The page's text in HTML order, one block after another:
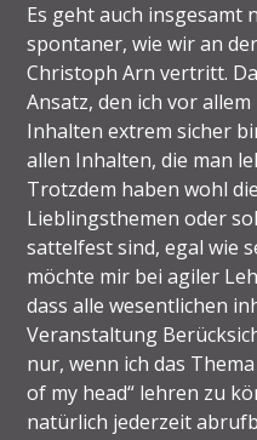
Es geht auch insgesamt
spontaner, wie wir an
Christoph Arn vertritt.
Ansatz, den ich vor
Inhalten extrem sicher
allen Inhalten, die man
Trotzdem haben wohl
Lieblingsthemen oder
sattelfest sind, egal wie
möchte mir bei agiler
dass alle wesentlichen
Veranstaltung
nur, wenn ich das
of my head“ lehren zu
natürlich jederzeit